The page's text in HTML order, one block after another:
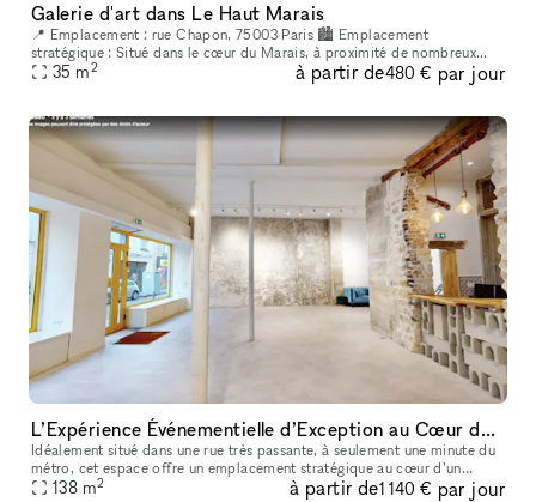
Galerie d'art dans Le Haut Marais
📍 Emplacement : rue Chapon, 75003 Paris 🏙 Emplacement
stratégique : Situé dans le cœur du Marais, à proximité de nombreux
lieux culturels et artistiques. Un espace créatif indépendant, situé au
35 m2 à partir de480 € par jour
L’Expérience Événementielle d’Exception au Cœur de Bastille
Idéalement situé dans une rue très passante, à seulement une minute du
métro, cet espace offre un emplacement stratégique au cœur d’un
quartier dynamique et recherché. La boutique de 90 m² bénéficie
138 m2 à partir de1 140 € par jour